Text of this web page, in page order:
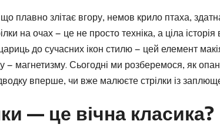
що плавно злітає вгору, немов крило птаха,
на очах — це не просто техніка, а ціла
до сучасних ікон стилю — цей елемент
— магнетизму. Сьогодні ми розберемося, як
вперше, чи вже малюєте стрілки із
— це вічна класика?